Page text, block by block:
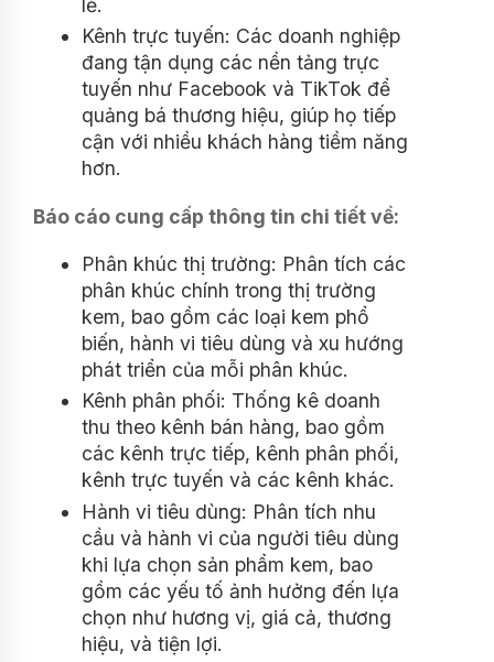
Kênh trực tuyến: Các doanh nghiệp
đang tận dụng các nền tảng trực
tuyến như Facebook và TikTok để
quảng bá thương hiệu, giúp họ tiếp
cận với nhiều khách hàng tiềm năng
hơn.
Báo cáo cung cấp thông tin chi tiết về:
Phân khúc thị trường: Phân tích các
phân khúc chính trong thị trường
kem, bao gồm các loại kem phổ
biến, hành vi tiêu dùng và xu hướng
phát triển của mỗi phân khúc.
Kênh phân phối: Thống kê doanh
thu theo kênh bán hàng, bao gồm
các kênh trực tiếp, kênh phân phối,
kênh trực tuyến và các kênh khác.
Hành vi tiêu dùng: Phân tích nhu
cầu và hành vi của người tiêu dùng
khi lựa chọn sản phẩm kem, bao
gồm các yếu tố ảnh hưởng đến lựa
chọn như hương vị, giá cả, thương
hiệu, và tiện lợi.